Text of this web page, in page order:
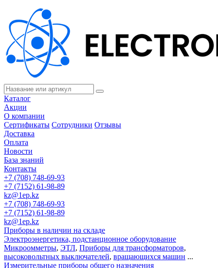
Каталог
Акции
О компании
Сертификаты Сотрудники Отзывы
Доставка
Оплата
Новости
База знаний
Контакты
+7 (708) 748-69-93
+7 (7152) 61-98-89
kz@1ep.kz
+7 (708) 748-69-93
+7 (7152) 61-98-89
kz@1ep.kz
Приборы в наличии на складе
Электроэнергетика, подстанционное оборудование
Микроомметры, ЭТЛ, Приборы для трансформаторов,
высоковольтных выключателей, вращающихся машин ...
Измерительные приборы общего назначения